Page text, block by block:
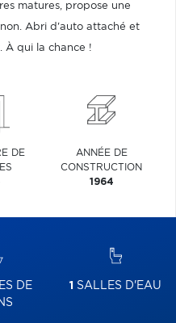
matures, propose une
Abri d'auto attaché et
À qui la chance !
DE
ANNÉE DE
CONSTRUCTION
1964
DE
1 SALLES D'EAU